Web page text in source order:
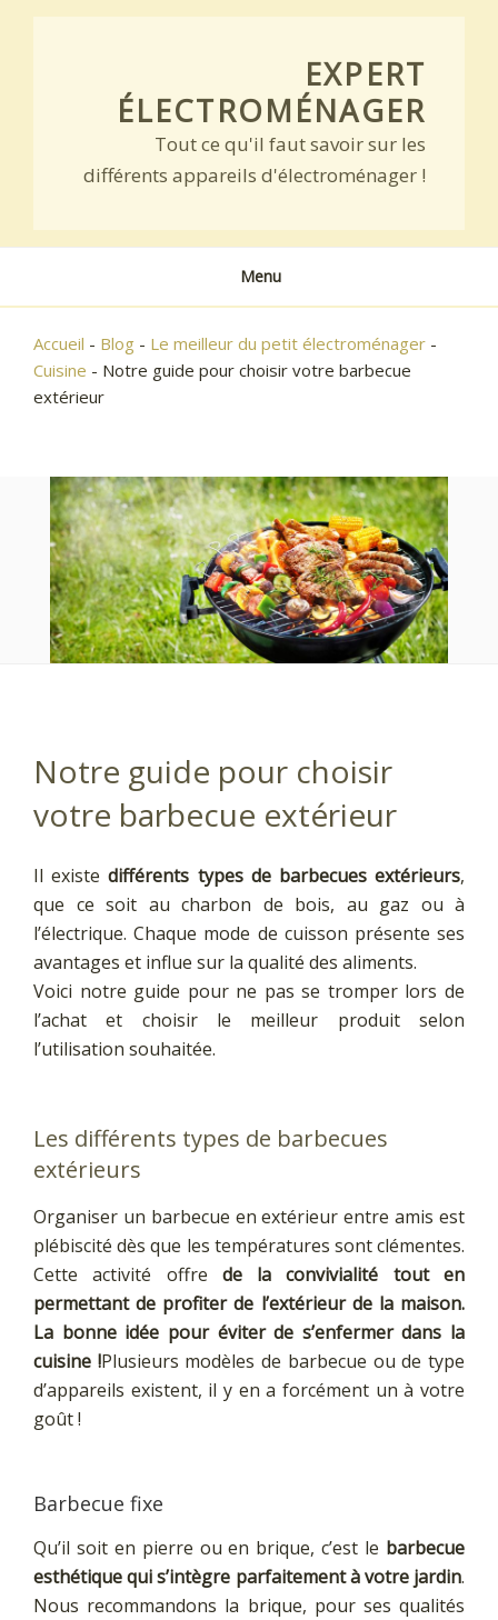
EXPERT
ÉLECTROMÉNAGER
Tout ce qu'il faut savoir sur les
différents appareils d'électroménager !
Menu
Accueil - Blog - Le meilleur du petit électroménager -
Cuisine - Notre guide pour choisir votre barbecue
extérieur
Notre guide pour choisir
votre barbecue extérieur
Il existedifférents types de barbecues extérieurs,
que ce soit au charbon de bois, au gaz ou à
l’électrique. Chaque mode de cuisson présente ses
avantages et influe sur la qualité des aliments.
Voici notre guide pour ne pas se tromper lors de
l’achat et choisir le meilleur produit selon
l’utilisation souhaitée.
Les différents types de barbecues
extérieurs
Organiser un barbecue en extérieur entre amis est
plébiscité dès que les températures sont clémentes.
Cette activité offre de la convivialité tout en
permettant de profiter de l’extérieur de la maison.
La bonne idée pour éviter de s’enfermer dans la
cuisine !Plusieurs modèles de barbecue ou de type
d’appareils existent, il y en a forcément un à votre
goût !
Barbecue fixe
Qu’il soit en pierre ou en brique, c’est le barbecue
esthétique qui s’intègre parfaitement à votre jardin.
Nous recommandons la brique, pour ses qualités